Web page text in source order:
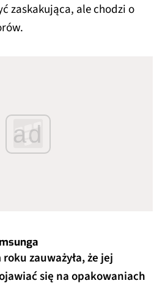
zaskakująca, ale chodzi o
ad
zauważyła, że jej
się na opakowaniach